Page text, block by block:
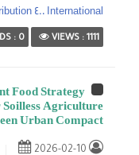
العشرون
الإصدار الرابع -
الثاني والعشرون
4.0 International
VIEWS : 1111
: 0
Food Strategy
Agriculture
Urban Compact
2026-02-10